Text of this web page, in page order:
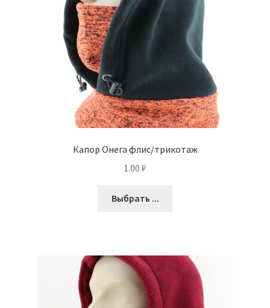
Капор Онега флис/трикотаж
1.00 ₽
Выбрать ...